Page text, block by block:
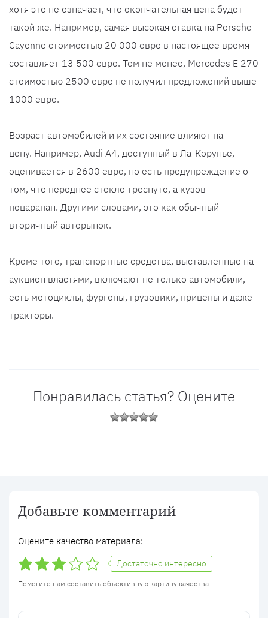
хотя это не означает, что окончательная цена будет
такой же. Например, самая высокая ставка на Porsche
Cayenne стоимостью 20 000 евро в настоящее время
составляет 13 500 евро. Тем не менее, Mercedes E 270
стоимостью 2500 евро не получил предложений выше
1000 евро.
Возраст автомобилей и их состояние влияют на
цену. Например, Audi A4, доступный в Ла-Корунье,
оценивается в 2600 евро, но есть предупреждение о
том, что переднее стекло треснуто, а кузов
поцарапан. Другими словами, это как обычный
вторичный авторынок.
Кроме того, транспортные средства, выставленные на
аукцион властями, включают не только автомобили, —
есть мотоциклы, фургоны, грузовики, прицепы и даже
тракторы.
Понравилась статья? Оцените
Добавьте комментарий
Оцените качество материала:
Достаточно интересно
Помогите нам составить объективную картину качества